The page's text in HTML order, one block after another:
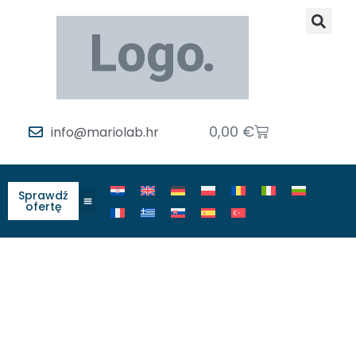
info@mariolab.hr 0,00 €
Sprawdź
ofertę